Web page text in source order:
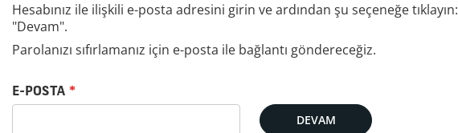
Hesabınız ile ilişkili e-posta adresini girin ve ardından şu seçeneğe tıklayın:
"Devam".
Parolanızı sıfırlamanız için e-posta ile bağlantı göndereceğiz.
Parolanızı e-postanız ile sıfırlayın
E-POSTA *
DEVAM